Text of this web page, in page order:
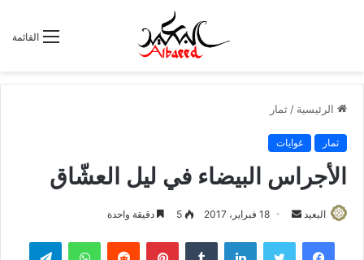
القائمة
الرئيسية / ثمار
ثمار غوايات
الأجراس البيضاء في ليل العشّاق
البعيد
س
18 فبراير، 2017 5 دقيقة واحدة
لينكدإن بينتيريست واتساب